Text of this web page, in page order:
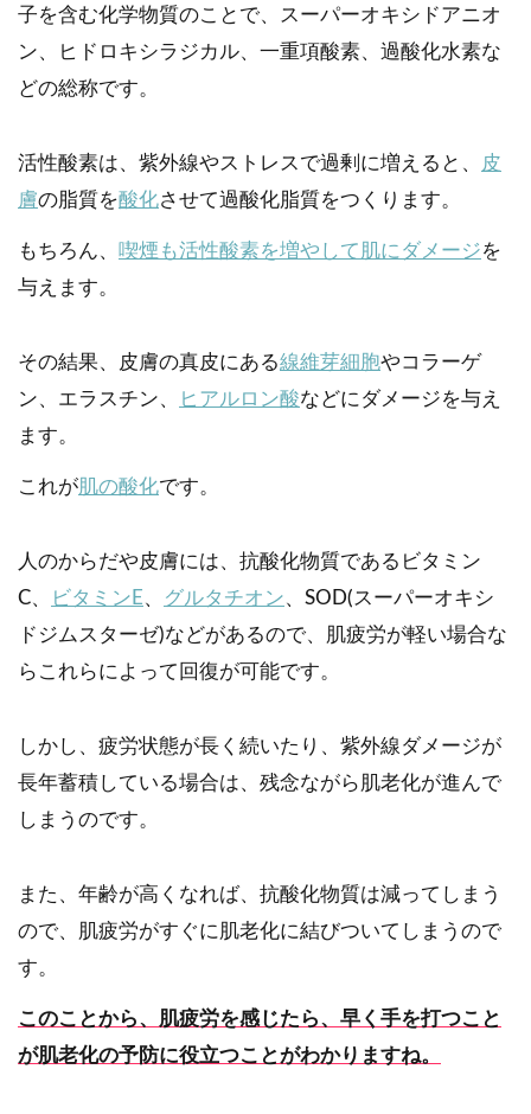
子を含む化学物質のことで、スーパーオキシドアニオ
ン、ヒドロキシラジカル、一重項酸素、過酸化水素な
どの総称です。
活性酸素は、紫外線やストレスで過剰に増えると、
皮
膚の脂質を酸化させて過酸化脂質をつくります。
もちろん、 喫煙も活性酸素を増やして肌にダメージを
与えます。
その結果、皮膚の真皮にある線維芽細胞やコラーゲ
ン、エラスチン、
ヒアルロン酸などにダメージを与え
ます。
これが肌の酸化です。
人のからだや皮膚には、抗酸化物質であるビタミン
C、
ビタミンE、 グルタチオン、SOD(スーパーオキシ
ドジムスターゼ)などがあるので、肌疲労が軽い場合な
らこれらによって回復が可能です。
しかし、疲労状態が長く続いたり、紫外線ダメージが
長年蓄積している場合は、残念ながら肌老化が進んで
しまうのです。
また、年齢が高くなれば、抗酸化物質は減ってしまう
ので、肌疲労がすぐに肌老化に結びついてしまうので
す。
このことから、肌疲労を感じたら、早く手を打つこと
が肌老化の予防に役立つことがわかりますね。